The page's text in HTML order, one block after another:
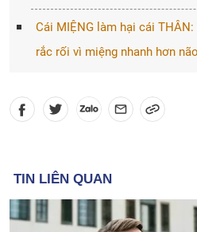
Cái MIỆNG làm hại cái
rắc rối vì miệng nhanh hơn não